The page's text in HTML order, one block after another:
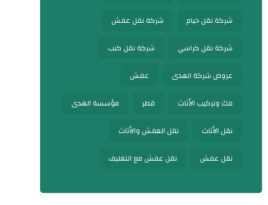
شركة نقل خيام شركة نقل عفش
شركة نقل كراسي شركة نقل كنب
عروض شركة الهدى عفش
فك وتركيب الأثاث قطر مؤسسة الهدى
نقل الأثاث نقل العفش والأثاث
نقل عفش نقل عفش مع التغليف